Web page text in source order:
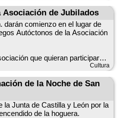
a las 10:00 h o a las 11:00
de 1º de Infantil.Cuota
€ por niño/a a partir del segundo
(Consultar condiciones en la
de Cultura de Fresno el
disfrutar del verano realizando
y de ocio en un entorno
Asociación de Jubilados
darán comienzo en el lugar de
Autóctonos de la Asociación
que quieran participar
Cultura
de la Noche de San
la Junta de Castilla y León por la
de la hoguera.